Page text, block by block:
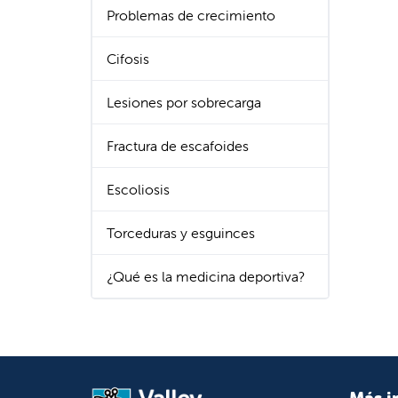
Problemas de crecimiento
Cifosis
Lesiones por sobrecarga
Fractura de escafoides
Escoliosis
Torceduras y esguinces
¿Qué es la medicina deportiva?